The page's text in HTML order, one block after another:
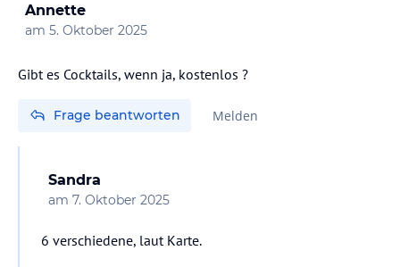
Annette
am 5. Oktober 2025
Gibt es Cocktails, wenn ja, kostenlos ?
Frage beantworten Melden
Sandra
am 7. Oktober 2025
6 verschiedene, laut Karte.